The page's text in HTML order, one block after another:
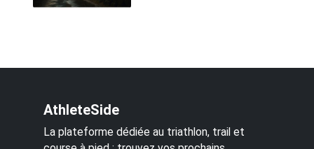
AthleteSide
La plateforme dédiée au triathlon, trail et